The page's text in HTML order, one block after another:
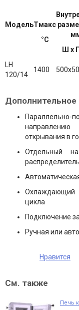
МодельTмакс
°C
Ш х
LH
120/14
1400
Параллельно-
открывания в
Отдельный
Охлаждающий
цикла
Подключение
Ручная или
Нравится
См. также
Печь